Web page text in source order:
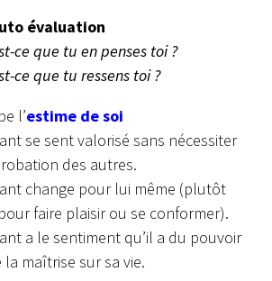
évaluation
ce que tu en penses toi ?
ce que tu ressens toi ?
l’estime de soi
se sent valorisé sans nécessiter
des autres.
change pour lui même (plutôt
faire plaisir ou se conformer).
a le sentiment qu’il a du pouvoir
la maîtrise sur sa vie.